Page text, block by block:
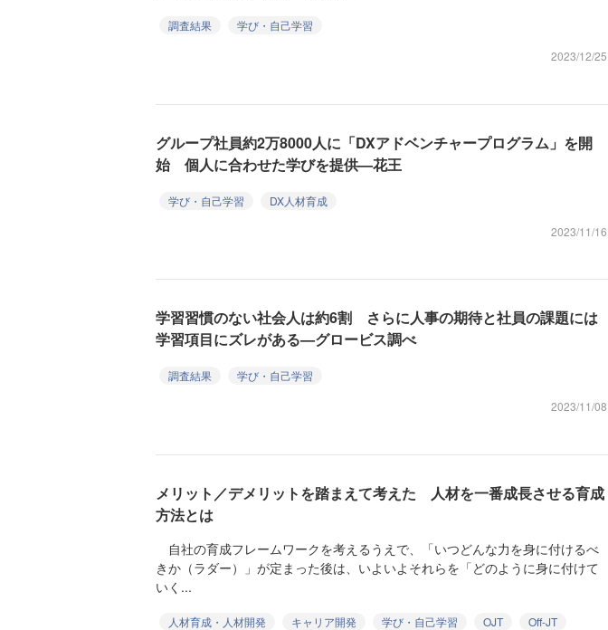
調査結果
学び・自己学習
2023/12/25
グループ社員約2万8000人に「DXアドベンチャープログラム」を開
始 個人に合わせた学びを提供—花王
学び・自己学習
DX人材育成
2023/11/16
学習習慣のない社会人は約6割 さらに人事の期待と社員の課題には
学習項目にズレがある—グロービス調べ
調査結果
学び・自己学習
2023/11/08
メリット／デメリットを踏まえて考えた 人材を一番成長させる育成
方法とは
自社の育成フレームワークを考えるうえで、「いつどんな力を身に付けるべ
きか（ラダー）」が定まった後は、いよいよそれらを「どのように身に付けて
いく...
人材育成・人材開発 キャリア開発 学び・自己学習 OJT
Off-JT